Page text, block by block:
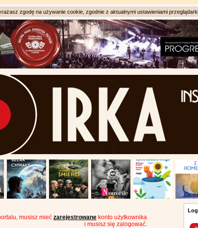
zgodę na używanie cookie, zgodnie z aktualnymi ustawieniami
musisz mieć zarejestrowane konto użytkownika
i musisz się zalogować.